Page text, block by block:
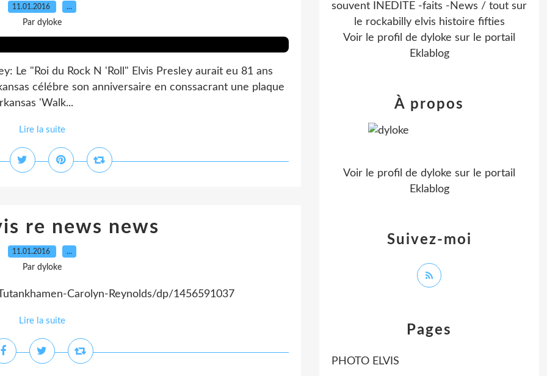
11.01.2016 …
Par dyloke
Le "Roi du Rock N 'Roll" Elvis Presley aurait eu 81 ans
célébre son anniversaire en conssacrant une plaque
'Walk...
Lire la suite
re news news
11.01.2016 …
Par dyloke
Carolyn-Reynolds/dp/1456591037
Lire la suite
Pages
PHOTO ELVIS
souvent INEDITE -faits -News / tout sur
le rockabilly elvis histoire fifties
Voir le profil de dyloke sur le portail
Eklablog
Suivez-moi
À propos
Voir le profil de dyloke sur le portail
Eklablog